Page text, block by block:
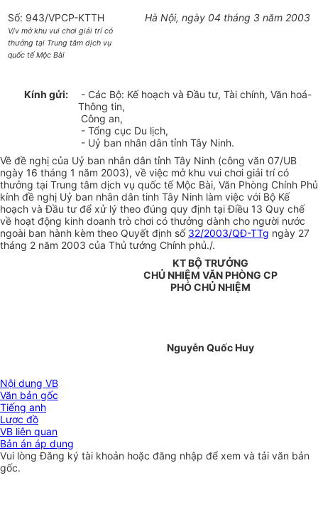
Số: 943/VPCP-KTTH
V/v mở khu vui chơi giải trí có
thưởng tại Trung tâm dịch vụ
quốc tế Mộc Bài
Hà Nội, ngày 04 tháng 3 năm 2003
Kính gửi:
- Các Bộ: Kế hoạch và Đầu tư, Tài chính, Văn hoá-
Thông tin,
Công an,
- Tổng cục Du lịch,
- Uỷ ban nhân dân tỉnh Tây Ninh.
Về đề nghị của Uỷ ban nhân dân tỉnh Tây Ninh (công văn 07/UB
ngày 16 tháng 1 năm 2003), về việc mở khu vui chơi giải trí có
thưởng tại Trung tâm dịch vụ quốc tế Mộc Bài, Văn Phòng Chính Phủ
kính đề nghị Uỷ ban nhân dân tinh Tây Ninh làm việc với Bộ Kế
hoạch và Đầu tư để xử lý theo đúng quy định tại Điều 13 Quy chế
về hoạt động kinh doanh trò chơi có thưởng dành cho người nước
ngoài ban hành kèm theo Quyết định số 32/2003/QĐ-TTg ngày 27
tháng 2 năm 2003 của Thủ tướng Chính phủ./.
KT BỘ TRƯỞNG
CHỦ NHIỆM VĂN PHÒNG CP
PHÓ CHỦ NHIỆM
Nguyễn Quốc Huy
Nội dung VB
Văn bản gốc
Tiếng anh
Lược đồ
VB liên quan
Bản án áp dụng
Vui lòngĐăng ký tài khoản hoặc đăng nhập để xem và tải văn bản
gốc.